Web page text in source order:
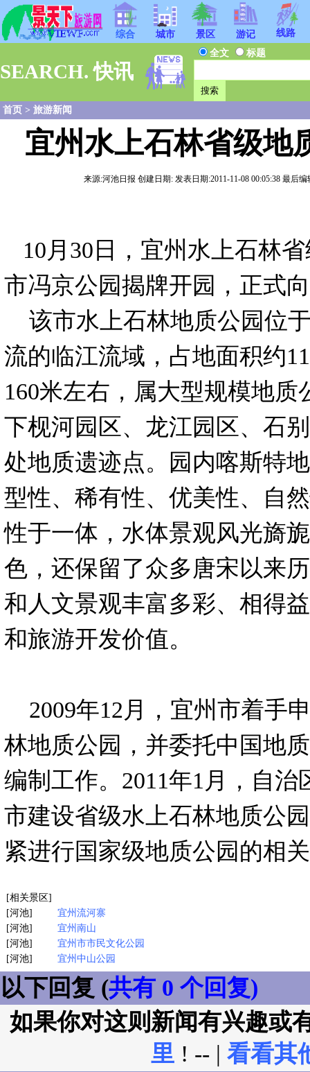
综合 城市 景区 游记 线路
SEARCH. 快讯
全文 标题
首页 > 旅游新闻
宜州水上石林省级地
来源:河池日报 创建日期: 发表日期:2011-11-08 00:05:38 最后
10月30日，宜州水上石林
市冯京公园揭牌开园，正式
该市水上石林地质公园位
流的临江流域，占地面积约
160米左右，属大型规模地
下枧河园区、龙江园区、石
处地质遗迹点。园内喀斯特
型性、稀有性、优美性、自
性于一体，水体景观风光旖
色，还保留了众多唐宋以来
和人文景观丰富多彩、相得
和旅游开发价值。
2009年12月，宜州市着手
林地质公园，并委托中国地
编制工作。2011年1月，自
市建设省级水上石林地质公
紧进行国家级地质公园的相
[相关景区]
[河池]
宜州流河寨
[河池]
宜州南山
[河池]
宜州市市民文化公园
[河池]
宜州中山公园
以下回复 (共有 0 个回复)
如果你对这则新闻有兴趣或
里 ! -- | 看看其